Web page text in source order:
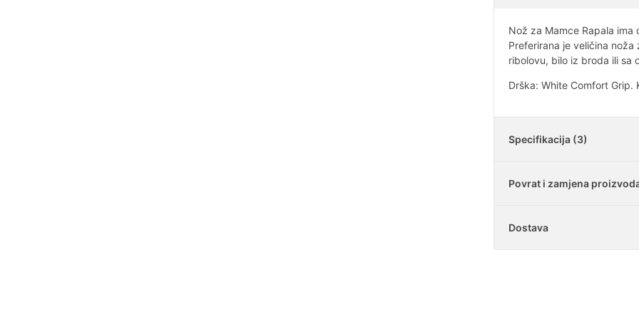
Nož za Mamce Rapala ima
Preferirana je veličina
ribolovu, bilo iz broda ili sa
Drška: White Comfort Grip.
Specifikacija (3)
Drška
Povrat i zamjena
Dostava